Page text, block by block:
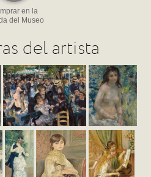
en la
del Museo
del artista